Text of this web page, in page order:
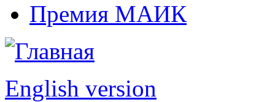
Премия МАИК
English version